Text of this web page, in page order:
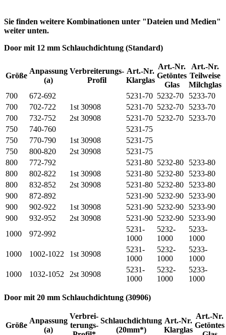
Sie finden weitere Kombinationen unter "Dateien und Medien"
weiter unten.
Door mit 12 mm Schlauchdichtung (Standard)
Größe
Anpassung
(a)
Verbreiterungs-
Profil
Art.-Nr.
Klarglas
Art.-Nr.
Getöntes
Glas
Art.-Nr.
Teilweise
Milchglas
700
672-692 5231-70 5232-70
5233-70
700
702-722 1st 30908 5231-70 5232-70
5233-70
700
732-752 2st 30908 5231-70 5232-70
5233-70
750
740-760
5231-75
750
770-790 1st 30908
5231-75
750
800-820 2st 30908
5231-75
800
772-792 5231-80 5232-80
5233-80
800
802-822 1st 30908 5231-80 5232-80
5233-80
800
832-852 2st 30908 5231-80 5232-80
5233-80
900
872-892 5231-90 5232-90
5233-90
900
902-922 1st 30908 5231-90 5232-90
5233-90
900
932-952 2st 30908 5231-90 5232-90
5233-90
1000
972-992
5231-
1000
5232-
1000
5233-
1000
1000
1002-1022 1st 30908
5231-
1000
5232-
1000
5233-
1000
1000
1032-1052 2st 30908
5231-
1000
5232-
1000
5233-
1000
Door mit 20 mm Schlauchdichtung (30906)
Größe
Anpassung
(a)
Verbrei-
terungs-
Schlauchdichtung
(20mm*)
Art.-Nr.
Klarglas
Art.-Nr.
Getöntes